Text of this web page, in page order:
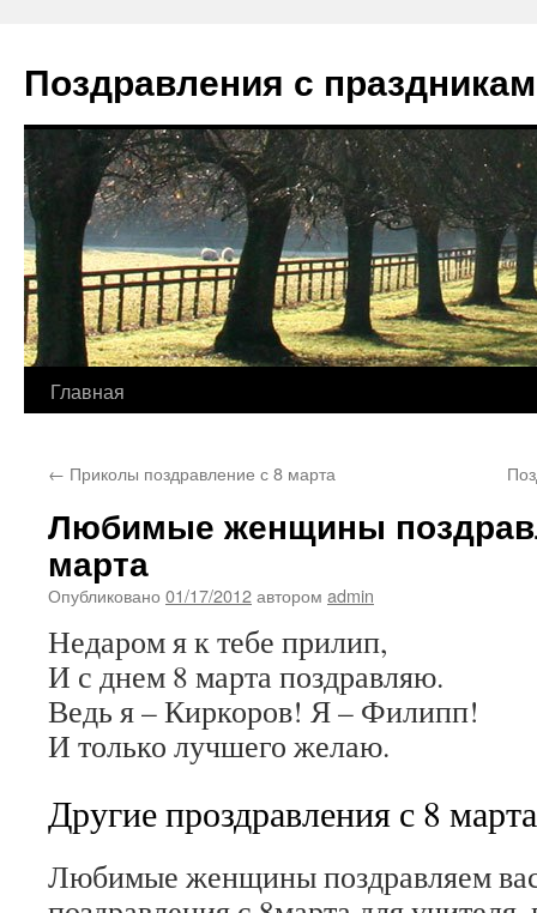
содержимому
Поздравления с
Главная
← Приколы поздравление с 8 марта
Любимые женщины
марта
Опубликовано 01/17/2012автором admin
Недаром я к тебе прилип,
И с днем 8 марта поздравляю.
Ведь я – Киркоров! Я – Филипп!
И только лучшего желаю.
Другие проздравления с 8 марта
Любимые женщины поздравляем